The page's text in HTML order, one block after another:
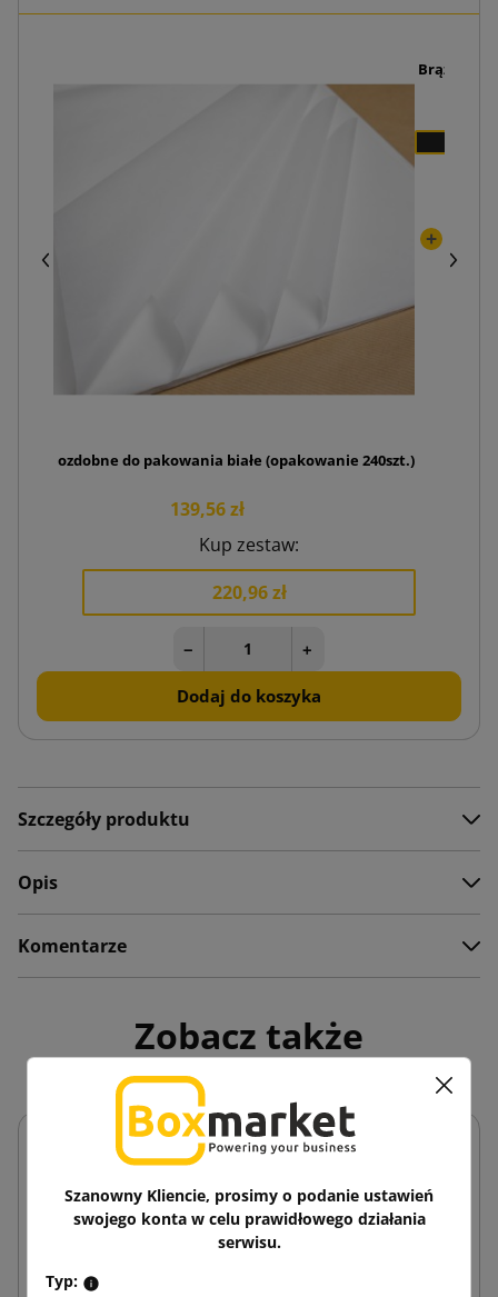
Bibułki ozdobne do pakowania białe (opakowanie 240szt.)
139,56 zł
Brązowe
Kup zestaw:
220,96 zł
− +
Dodaj do koszyka
Szczegóły produktu
Opis
Komentarze
Zobacz także
Szanowny Kliencie, prosimy o podanie ustawień
swojego konta w celu prawidłowego działania
serwisu.
Typ: